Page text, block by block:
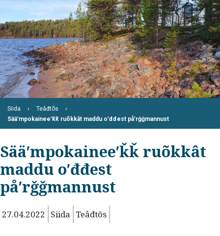
Siida
Teâđtõs
Sääʹmpokaineeʹǩǩ ruõkkât maddu oʹđđest påʹrǧǧmannust
Sääʹmpokaineeʹǩǩ ruõkkât
maddu oʹđđest
påʹrǧǧmannust
27.04.2022 Siida Teâđtõs